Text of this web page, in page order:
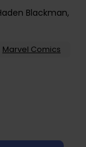
Blackman,
Marvel Comics